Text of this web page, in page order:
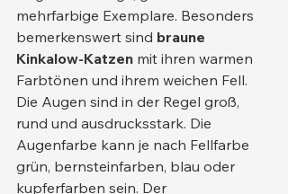
mehrfarbige Exemplare. Besonders
bemerkenswert sind braune
Kinkalow-Katzen mit ihren warmen
Farbtönen und ihrem weichen Fell.
Die Augen sind in der Regel groß,
rund und ausdrucksstark. Die
Augenfarbe kann je nach Fellfarbe
grün, bernsteinfarben, blau oder
kupferfarben sein. Der